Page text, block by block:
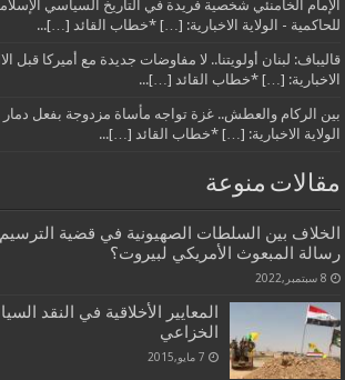
الإمام الخامنئي شخصية فريدة في التاريخ السياسي
للحاكمية - الولاية الاخبارية: […] *خطاب القائد […]...
قاليباف: لبنان أولويتنا.. لا مفاوضات جديدة مع أميركا قبل
الاخبارية: […] *خطاب القائد […]...
بين الركام والعطش.. غزة تواجه مأساة مزدوجة بفعل دمار
الولاية الاخبارية: […] *خطاب القائد […]...
مقالات منوعة
الخلاف بين السلطات الصهيونية في قضية
رسالة المبعوث الأمريكي لبيروت؟
8 سبتمبر,2022
المعايير الأخلاقية في النقد
الخزاعي
7 مايو,2015